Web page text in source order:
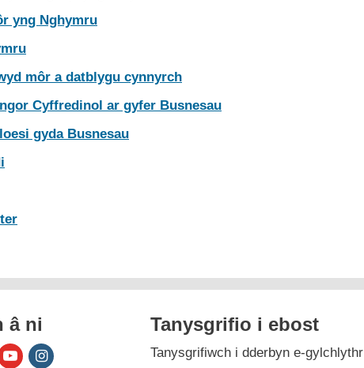
yng Nghymru
môr a datblygu cynnyrch
Cyffredinol ar gyfer Busnesau
gyda Busnesau
â ni
YoutubeInstagram
Tanysgrifio i ebost
Tanysgrifiwch i dderbyn e-gylchlythr